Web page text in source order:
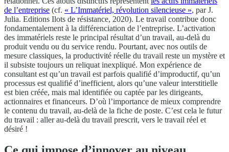
de l’entreprise (cf. « L’Immatériel, révolution silencieuse », par J.
Julia. Editions Ilots de résistance, 2020). Le travail contribue donc
fondamentalement à la différenciation de l’entreprise. L’activation
des immatériels reste le principal résultat d’un travail, au-delà du
produit vendu ou du service rendu. Pourtant, avec nos outils de
mesure classiques, la productivité réelle du travail reste un mystère et
il subsiste toujours un reliquat inexpliqué. Mon expérience de
consultant est qu’un travail est parfois qualifié d’improductif, qu’un
processus est qualifié d’inefficient, alors qu’une valeur interstitielle
est bien créée, mais mal identifiée ou captée par les dirigeants,
actionnaires et financeurs. D’où l’importance de mieux comprendre
le contenu du travail, au-delà de la fiche de poste. C’est cela le futur
du travail : aller au-delà du travail prescrit, vers le travail réel et
désiré !